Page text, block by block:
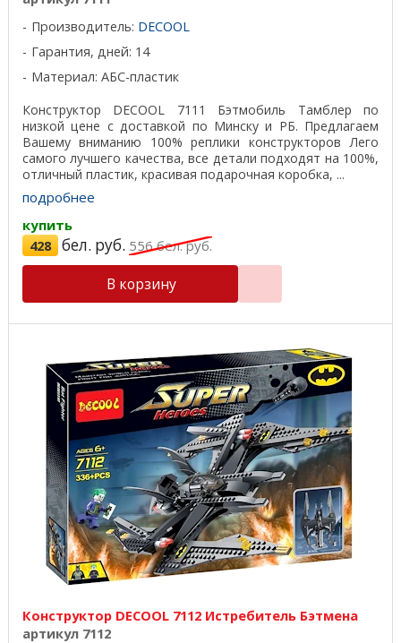
Производитель: DECOOL
Гарантия, дней: 14
Материал: АБС-пластик
Конструктор DECOOL 7111 Бэтмобиль Тамблер по
низкой цене с доставкой по Минску и РБ. Предлагаем
Вашему вниманию 100% реплики конструкторов Лего
самого лучшего качества, все детали подходят на 100%,
отличный пластик, красивая подарочная коробка, ...
подробнее
купить
428 бел. руб. 556бел. руб.
В корзину
Конструктор DECOOL 7112 Истребитель Бэтмена
артикул 7112